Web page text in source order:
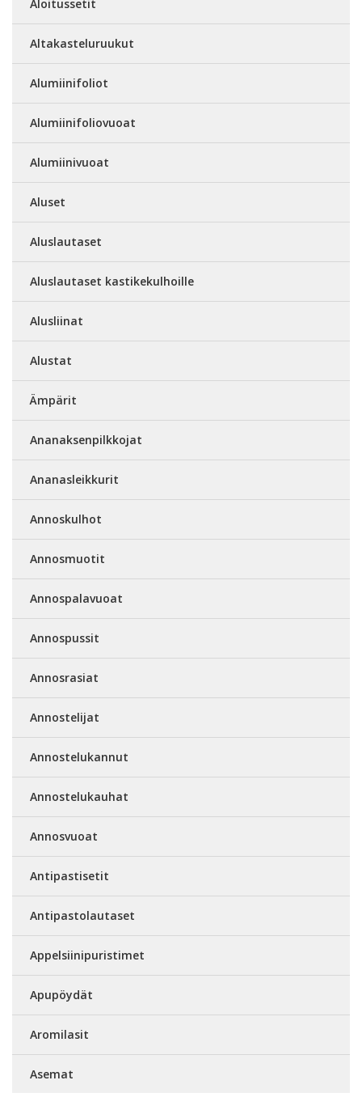
Aloitussetit
Altakasteluruukut
Alumiinifoliot
Alumiinifoliovuoat
Alumiinivuoat
Aluset
Aluslautaset
Aluslautaset kastikekulhoille
Alusliinat
Alustat
Ämpärit
Ananaksenpilkkojat
Ananasleikkurit
Annoskulhot
Annosmuotit
Annospalavuoat
Annospussit
Annosrasiat
Annostelijat
Annostelukannut
Annostelukauhat
Annosvuoat
Antipastisetit
Antipastolautaset
Appelsiinipuristimet
Apupöydät
Aromilasit
Asemat